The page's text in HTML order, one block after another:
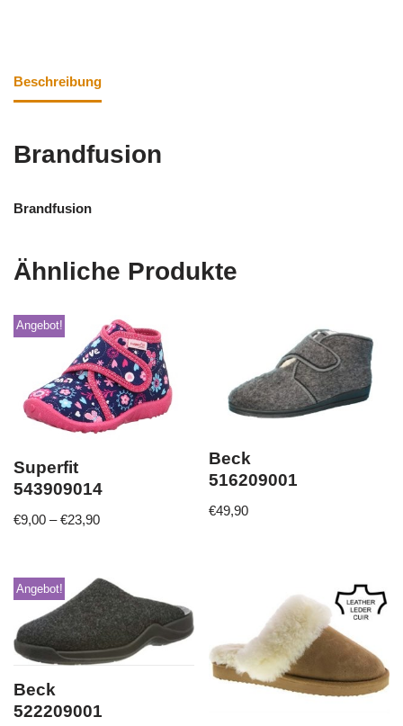
Beschreibung
Brandfusion
Brandfusion
Ähnliche Produkte
Angebot!
Superfit
543909014
€9,00 –€23,90
Beck
516209001
€49,90
Angebot!
Beck
522209001